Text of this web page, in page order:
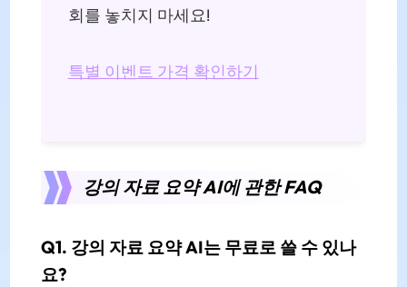
회를 놓치지 마세요!
특별 이벤트 가격 확인하기
강의 자료 요약 AI에 관한 FAQ
Q1. 강의 자료 요약 AI는 무료로 쓸 수 있나
요?